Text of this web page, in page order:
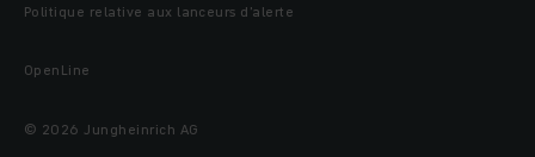
Politique relative aux lanceurs d’alerte
OpenLine
© 2026 Jungheinrich AG